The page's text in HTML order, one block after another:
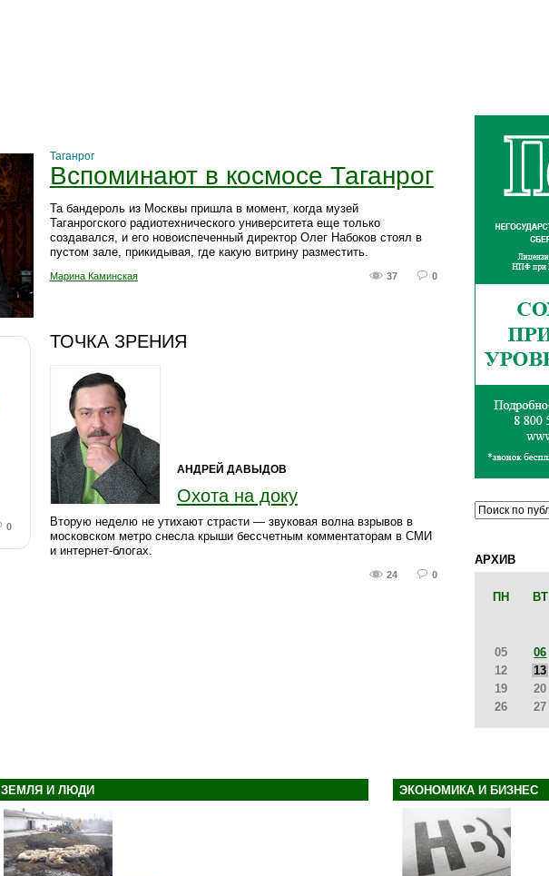
Таганрог
Вспоминают в космосе Таганрог
Та бандероль из Москвы пришла в момент, когда музей
Таганрогского радиотехнического университета еще только
создавался, и его новоиспеченный директор Олег Набоков стоял в
пустом зале, прикидывая, где какую витрину разместить.
37 0
Марина Каминская
0
ТОЧКА ЗРЕНИЯ
АНДРЕЙ ДАВЫДОВ
Охота на доку
Вторую неделю не утихают страсти — звуковая волна взрывов в
московском метро снесла крыши бессчетным комментаторам в СМИ
и интернет-блогах.
24 0
АРХИВ
ПН ВТ
05
06
12
13
19
20
26
27
ЗЕМЛЯ И ЛЮДИ ЭКОНОМИКА И БИЗНЕС